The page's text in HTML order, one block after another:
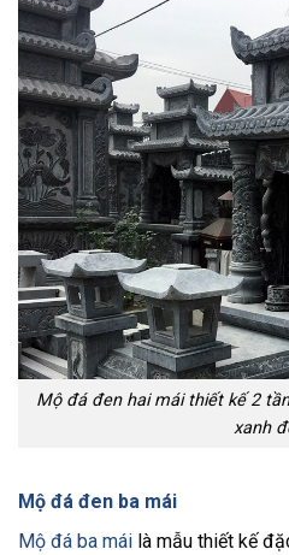
Mộ đá đen hai mái thiết kế 2
xanh
Mộ đá đen ba mái
Mộ đá ba mái là mẫu thiết kế